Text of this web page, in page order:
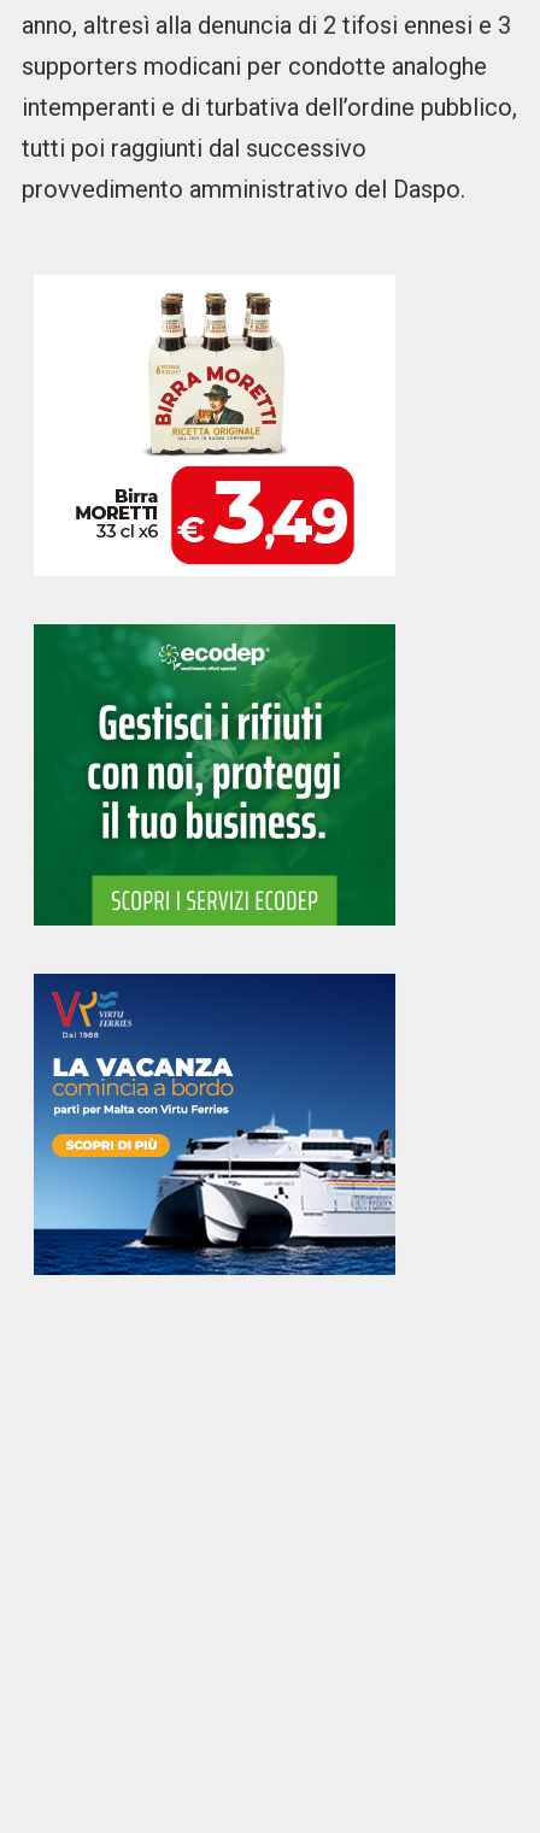
anno, altresì alla denuncia di 2 tifosi ennesi e 3
supporters modicani per condotte analoghe
intemperanti e di turbativa dell’ordine pubblico,
tutti poi raggiunti dal successivo
provvedimento amministrativo del Daspo.